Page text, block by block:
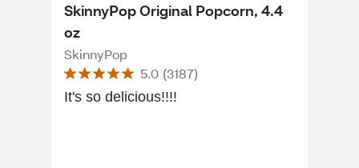
SkinnyPop Original Popcorn, 4.4
oz
SkinnyPop
5.0 (3187)
It's so delicious!!!!